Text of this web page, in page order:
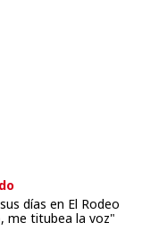
días en El Rodeo
me titubea la voz"